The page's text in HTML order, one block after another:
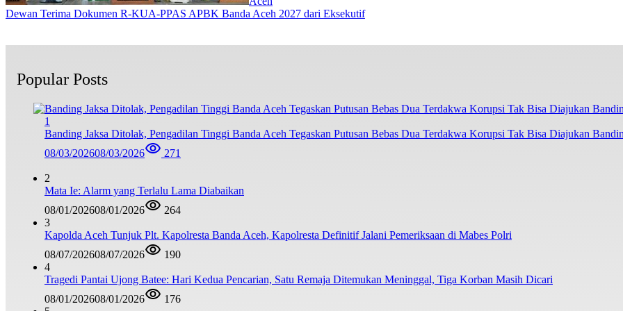
Dewan Terima Dokumen R-KUA-PPAS APBK Banda Aceh 2027 dari Eksekutif
Popular Posts
1
Banding Jaksa Ditolak, Pengadilan Tinggi Banda Aceh Tegaskan Putusan Bebas Dua Terdakwa Korupsi Tak Bisa Diajukan
08/03/202608/03/2026 271
2
Mata Ie: Alarm yang Terlalu Lama Diabaikan
08/01/202608/01/2026
264
3
Kapolda Aceh Tunjuk Plt. Kapolresta Banda Aceh, Kapolresta Definitif Jalani Pemeriksaan di Mabes Polri
08/07/202608/07/2026
190
4
Tragedi Pantai Ujong Batee: Hari Kedua Pencarian, Satu Remaja Ditemukan Meninggal, Tiga Korban Masih Dicari
08/01/202608/01/2026
176